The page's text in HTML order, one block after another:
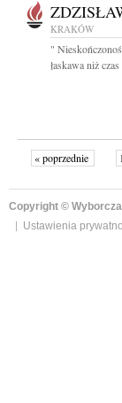
KRAKÓW
"
łaskawa niż
« poprzednie 1
Copyright ©
Ustawienia